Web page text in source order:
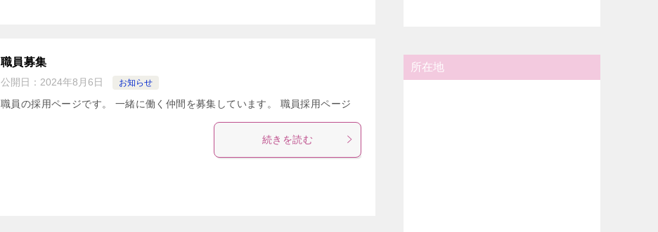
職員募集
公開日： 2024年8月6日 お知らせ
職員の採用ページです。 一緒に働く仲間を募集しています。 職員採用ページ
続きを読む
所在地